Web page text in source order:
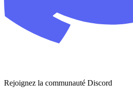
Rejoignez la communauté Discord